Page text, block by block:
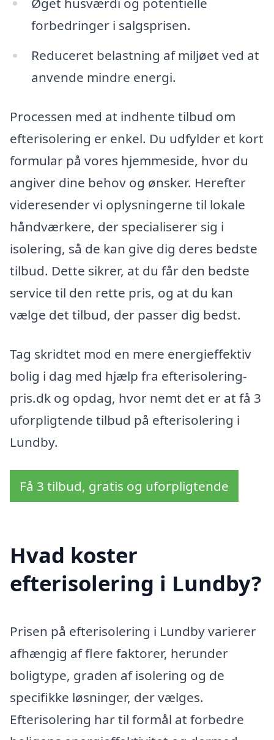
forbedringer i salgsprisen.
Reduceret belastning af miljøet ved at
anvende mindre energi.
Processen med at indhente tilbud om
efterisolering er enkel. Du udfylder et kort
formular på vores hjemmeside, hvor du
angiver dine behov og ønsker. Herefter
videresender vi oplysningerne til lokale
håndværkere, der specialiserer sig i
isolering, så de kan give dig deres bedste
tilbud. Dette sikrer, at du får den bedste
service til den rette pris, og at du kan
vælge det tilbud, der passer dig bedst.
Tag skridtet mod en mere energieffektiv
bolig i dag med hjælp fra efterisolering-
pris.dk og opdag, hvor nemt det er at få 3
uforpligtende tilbud på efterisolering i
Lundby.
Få 3 tilbud, gratis og uforpligtende
Hvad koster
efterisolering i Lundby?
Prisen på efterisolering i Lundby varierer
afhængig af flere faktorer, herunder
boligtype, graden af isolering og de
specifikke løsninger, der vælges.
Efterisolering har til formål at forbedre